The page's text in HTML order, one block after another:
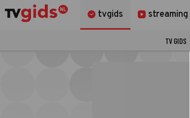
tvgids streaming
TV GIDS